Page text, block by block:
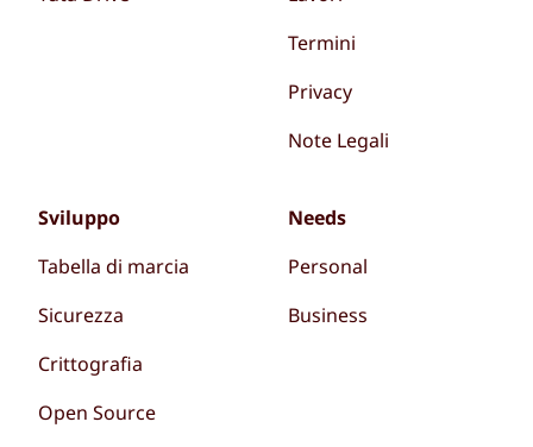
Termini
Privacy
Note Legali
Sviluppo
Tabella di marcia
Sicurezza
Crittografia
Open Source
Needs
Personal
Business